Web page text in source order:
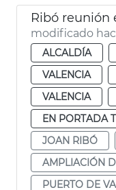
Ribó reunión
modificado
ALCALDÍA
VALENCIA
VALENCIA
EN PORTADA
JOAN RIBÓ
AMPLIACIÓN
PUERTO DE